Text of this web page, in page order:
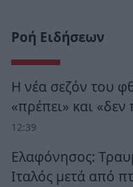
Ροή Ειδήσεων
Η νέα σεζόν του
«πρέπει» και «δεν
12:39
Ελαφόνησος:
Ιταλός μετά από